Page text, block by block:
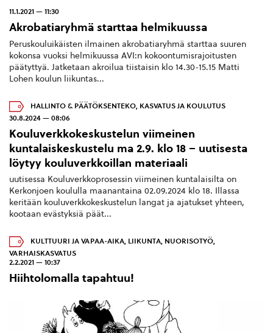
11.1.2021 — 11:30
Akrobatiaryhmä starttaa helmikuussa
Peruskouluikäisten ilmainen akrobatiaryhmä starttaa suuren
kokonsa vuoksi helmikuussa AVI:n kokoontumisrajoitusten
päätyttyä. Jatketaan akroilua tiistaisin klo 14.30-15.15 Matti
Lohen koulun liikuntas...
HALLINTO & PÄÄTÖKSENTEKO KASVATUS JA KOULUTUS
30.8.2024 — 08:06
Kouluverkkokeskustelun viimeinen
kuntalaiskeskustelu ma 2.9. klo 18 – uutisesta
löytyy kouluverkkoillan materiaali
uutisessa Kouluverkkoprosessin viimeinen kuntalaisilta on
Kerkonjoen koululla maanantaina 02.09.2024 klo 18. Illassa
keritään kouluverkkokeskustelun langat ja ajatukset yhteen,
kootaan evästyksiä päät...
KULTTUURI JA VAPAA-AIKA, LIIKUNTA, NUORISOTYÖ,
VARHAISKASVATUS
2.2.2021 — 10:37
Hiihtolomalla tapahtuu!